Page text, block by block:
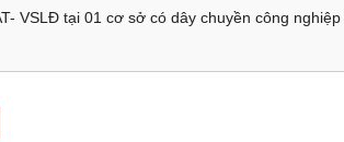
VSLĐ tại 01 cơ sở có dây chuyền công nghiệp